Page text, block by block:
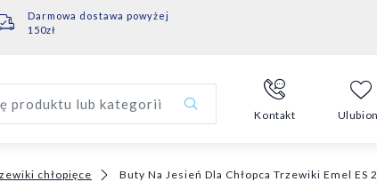
Darmowa dostawa powyżej
150zł
produktu lub kategorii
Kontakt
chłopięce Buty Na Jesień Dla Chłopca Trzewiki Emel ES